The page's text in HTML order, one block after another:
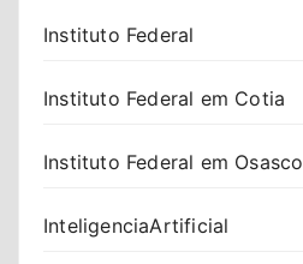
Instituto Federal
Instituto Federal em Cotia
Instituto Federal em Osasco
InteligenciaArtificial